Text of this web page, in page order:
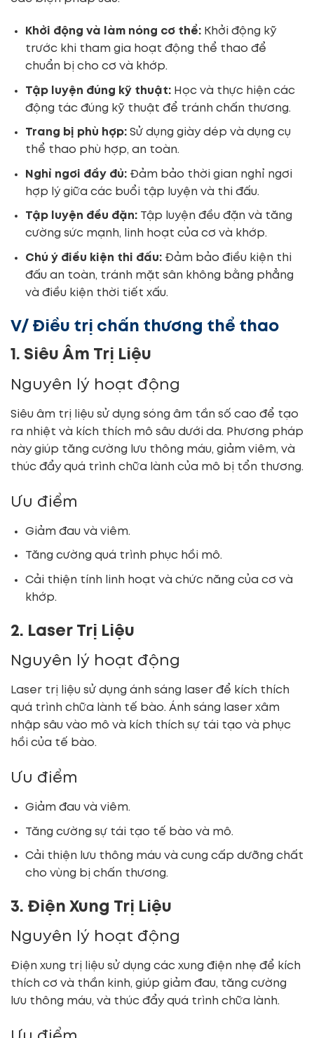
Khởi động và làm nóng cơ thể:Khởi động kỹ
trước khi tham gia hoạt động thể thao để
chuẩn bị cho cơ và khớp.
Tập luyện đúng kỹ thuật:Học và thực hiện các
động tác đúng kỹ thuật để tránh chấn thương.
Trang bị phù hợp:Sử dụng giày dép và dụng cụ
thể thao phù hợp, an toàn.
Nghỉ ngơi đầy đủ:Đảm bảo thời gian nghỉ ngơi
hợp lý giữa các buổi tập luyện và thi đấu.
Tập luyện đều đặn:Tập luyện đều đặn và tăng
cường sức mạnh, linh hoạt của cơ và khớp.
Chú ý điều kiện thi đấu:Đảm bảo điều kiện thi
đấu an toàn, tránh mặt sân không bằng phẳng
và điều kiện thời tiết xấu.
V/ Điều trị chấn thương thể thao
1. Siêu Âm Trị Liệu
Nguyên lý hoạt động
Siêu âm trị liệu sử dụng sóng âm tần số cao để tạo
ra nhiệt và kích thích mô sâu dưới da. Phương pháp
này giúp tăng cường lưu thông máu, giảm viêm, và
thúc đẩy quá trình chữa lành của mô bị tổn thương.
Ưu điểm
Giảm đau và viêm.
Tăng cường quá trình phục hồi mô.
Cải thiện tính linh hoạt và chức năng của cơ và
khớp.
2. Laser Trị Liệu
Nguyên lý hoạt động
Laser trị liệu sử dụng ánh sáng laser để kích thích
quá trình chữa lành tế bào. Ánh sáng laser xâm
nhập sâu vào mô và kích thích sự tái tạo và phục
hồi của tế bào.
Ưu điểm
Giảm đau và viêm.
Tăng cường sự tái tạo tế bào và mô.
Cải thiện lưu thông máu và cung cấp dưỡng chất
cho vùng bị chấn thương.
3. Điện Xung Trị Liệu
Nguyên lý hoạt động
Điện xung trị liệu sử dụng các xung điện nhẹ để kích
thích cơ và thần kinh, giúp giảm đau, tăng cường
lưu thông máu, và thúc đẩy quá trình chữa lành.